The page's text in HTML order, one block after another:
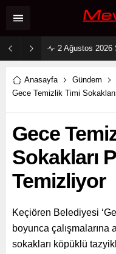
Anasayfa
Gündem
Gece Temizlik Timi Sokakları
Gece
Sokakları
Temizliyor
Keçiören Belediyesi
boyunca
sokakları köpüklü tazyikli